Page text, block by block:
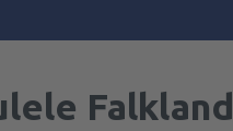
Falkland